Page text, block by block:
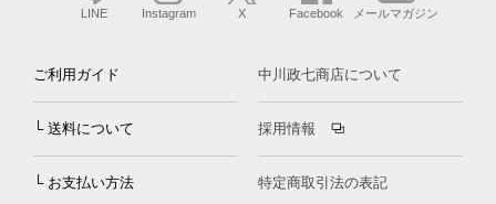
LINE Instagram X Facebook メールマガジン
ご利用ガイド
└ 送料について
└ お支払い方法
中川政七商店について
採用情報
特定商取引法の表記